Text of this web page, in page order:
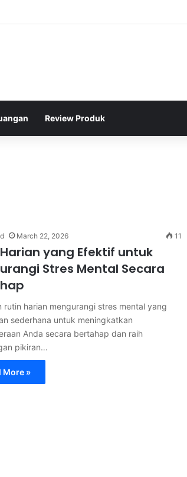
yang Menginspirasi Generasi Muda di Indonesia
Review Produk
March 22, 2026 11
yang Efektif untuk
Stres Mental Secara
rutin harian mengurangi stres mental yang
sederhana untuk meningkatkan
Anda secara bertahap dan raih
pikiran…
More »